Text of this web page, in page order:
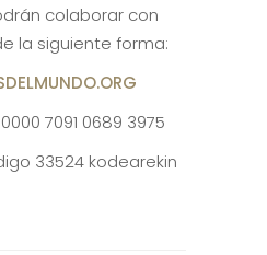
colaborar con
la siguiente forma:
0000 7091 0689 3975
33524 kodearekin